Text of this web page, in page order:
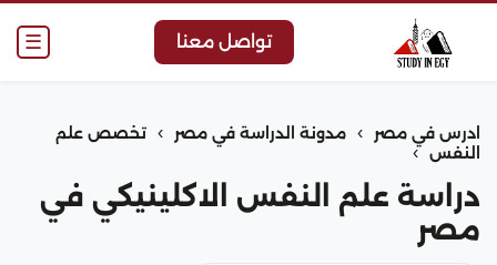
☰ تواصل معنا
ادرس في مصر › مدونة الدراسة في مصر ›
تخصص علم
النفس
›
دراسة علم النفس الاكلينيكي في
مصر